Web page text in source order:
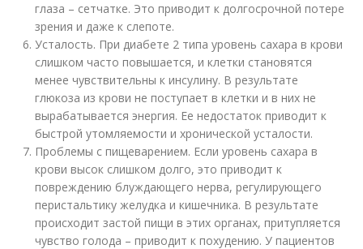
глаза – сетчатке. Это приводит к долгосрочной потере
зрения и даже к слепоте.
Усталость. При диабете 2 типа уровень сахара в крови
слишком часто повышается, и клетки становятся
менее чувствительны к инсулину. В результате
глюкоза из крови не поступает в клетки и в них не
вырабатывается энергия. Ее недостаток приводит к
быстрой утомляемости и хронической усталости.
Проблемы с пищеварением. Если уровень сахара в
крови высок слишком долго, это приводит к
повреждению блуждающего нерва, регулирующего
перистальтику желудка и кишечника. В результате
происходит застой пищи в этих органах, притупляется
чувство голода – приводит к похудению. У пациентов